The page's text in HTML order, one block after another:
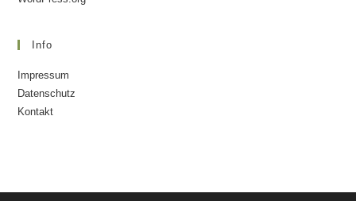
Info
Impressum
Datenschutz
Kontakt